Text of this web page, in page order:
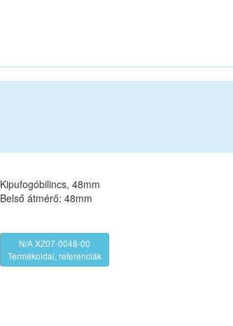
Kipufogóbilincs, 48mm
Belső átmérő: 48mm
N/A XZ07-0048-00
Termékoldal, referenciák